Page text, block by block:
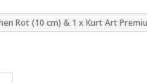
Rot (10 cm) & 1 x Kurt Art